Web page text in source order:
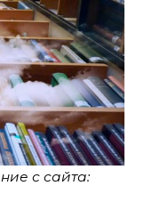
с сайта: